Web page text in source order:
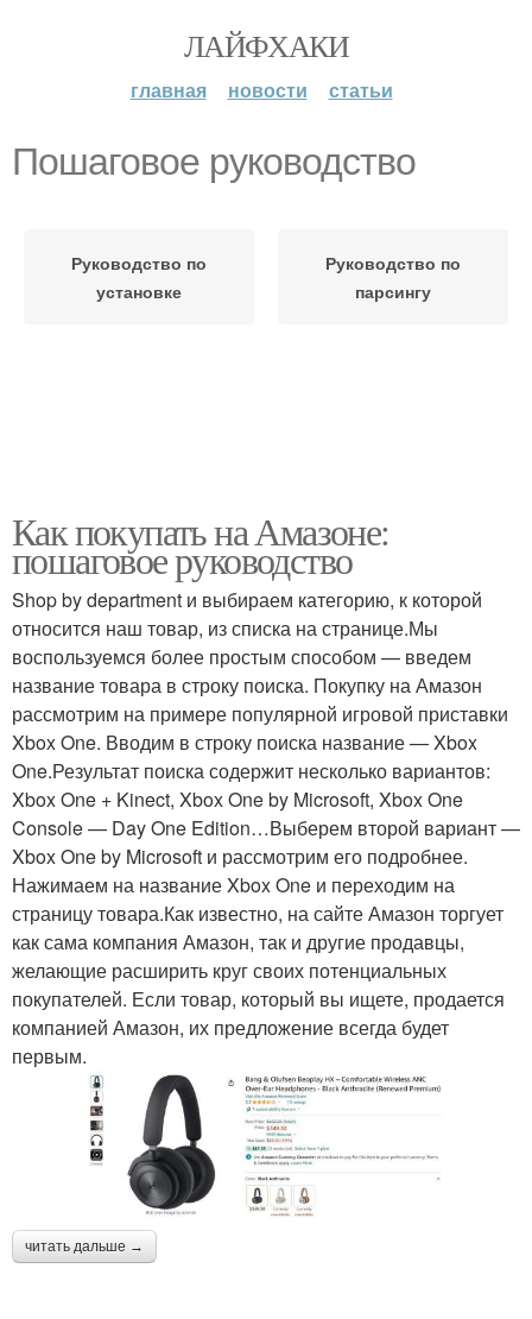
ЛАЙФХАКИ
главная новости статьи
Пошаговое руководство
Руководство по
установке
Руководство по
парсингу
Как покупать на Амазоне:
пошаговое руководство
Shop by department и выбираем категорию, к которой
относится наш товар, из списка на странице.Мы
воспользуемся более простым способом — введем
название товара в строку поиска. Покупку на Амазон
рассмотрим на примере популярной игровой приставки
Xbox One. Вводим в строку поиска название — Xbox
One.Результат поиска содержит несколько вариантов:
Xbox One + Kinect, Xbox One by Microsoft, Xbox One
Console — Day One Edition…Выберем второй вариант —
Xbox One by Microsoft и рассмотрим его подробнее.
Нажимаем на название Xbox One и переходим на
страницу товара.Как известно, на сайте Амазон торгует
как сама компания Амазон, так и другие продавцы,
желающие расширить круг своих потенциальных
покупателей. Если товар, который вы ищете, продается
компанией Амазон, их предложение всегда будет
первым.
читать дальше →